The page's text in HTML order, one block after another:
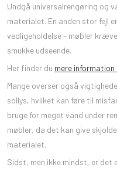
Undgå universalrengøring og
materialet. En anden stor fejl
vedligeholdelse – møbler
smukke udseende.
Her finder du mere
Mange overser også
sollys, hvilket kan føre til
bruge for meget vand under
møbler, da det kan give
materialet.
Sidst, men ikke mindst, er det